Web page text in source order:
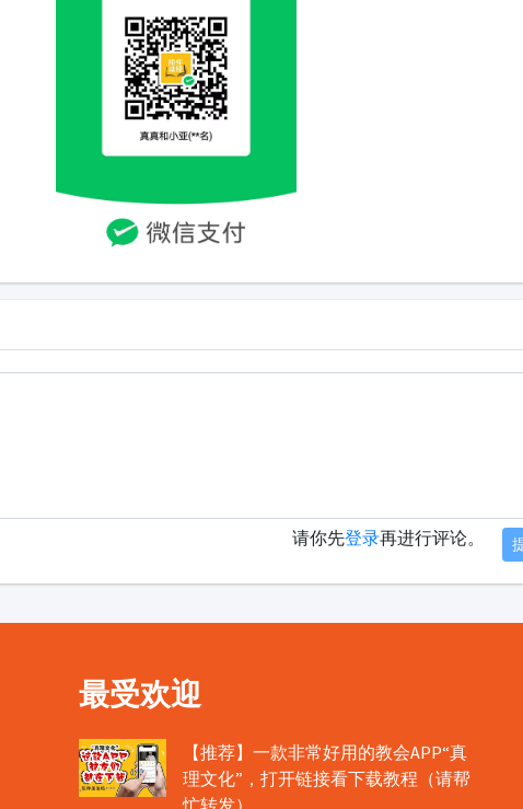
请你先登录再进行评论。
最受欢迎
【推荐】一款非常好用的教会APP“真
理文化”，打开链接看下载教程（请帮
忙转发）